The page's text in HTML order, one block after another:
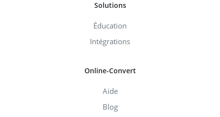
Solutions
Éducation
Intégrations
Online-Convert
Aide
Blog